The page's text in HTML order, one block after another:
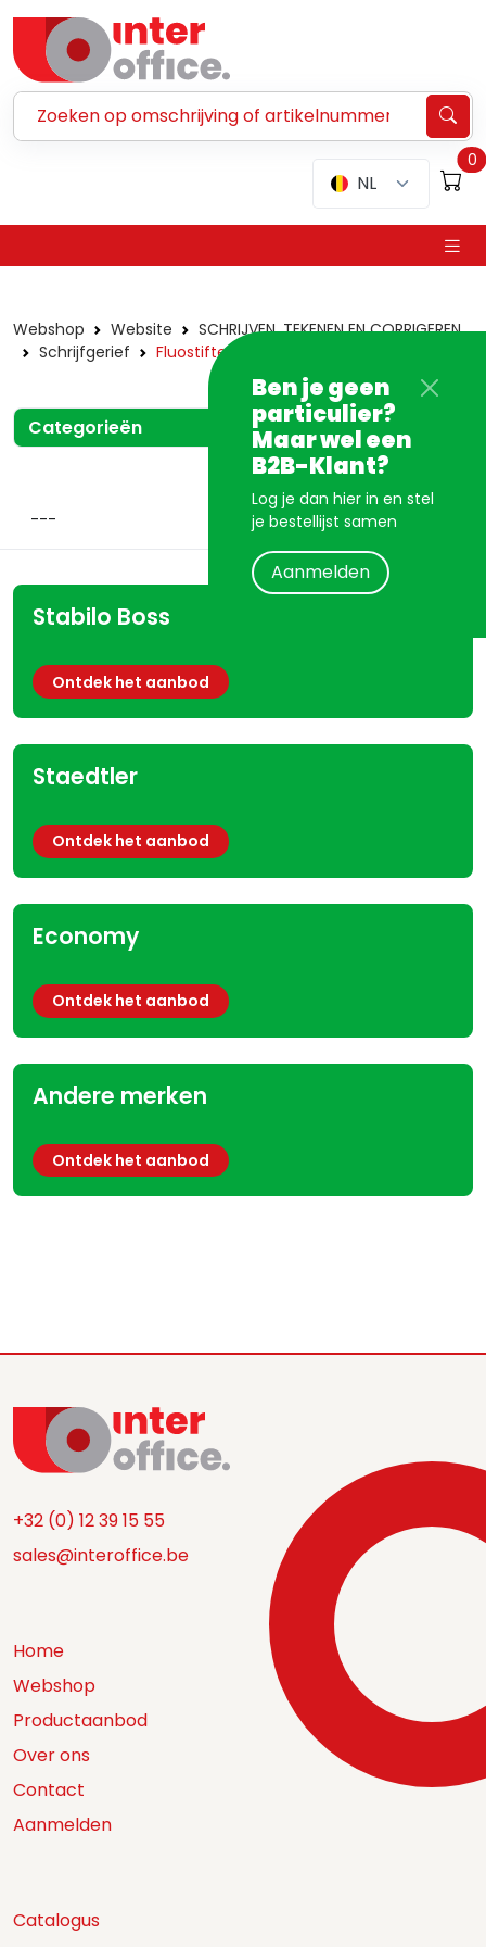
NL
0
Ben je geen
particulier?
Maar wel een
B2B-Klant?
Log je dan hier in en stel
je bestellijst samen
Aanmelden
Webshop Website
SCHRIJVEN, TEKENEN EN CORRIGEREN
Schrijfgerief
Fluostiften
Categorieën
Stabilo Boss
Ontdek het aanbod
Staedtler
Ontdek het aanbod
Economy
Ontdek het aanbod
Andere merken
Ontdek het aanbod
+32 (0) 12 39 15 55
sales@interoffice.be
Home
Webshop
Productaanbod
Over ons
Contact
Aanmelden
Catalogus